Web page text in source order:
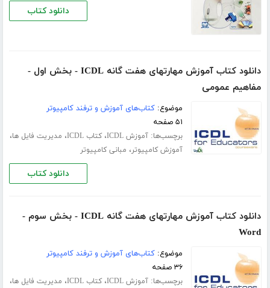
دانلود کتاب
دانلود کتاب آموزش مهارتهای هفت گانه ICDL - بخش اول -
مفاهیم عمومی
موضوع:کتاب‌های آموزش و ترفند کامپیوتر
۵۱ صفحه
برچسب‌ها:آموزش ICDL ،کتاب ICDL ، مدیریت فایل ها،
آموزش کامپیوتر، مبانی کامپیوتر
دانلود کتاب
دانلود کتاب آموزش مهارتهای هفت گانه ICDL - بخش سوم -
Word
موضوع:کتاب‌های آموزش و ترفند کامپیوتر
۳۶ صفحه
برچسب‌ها:آموزش ICDL ،کتاب ICDL ، مدیریت فایل ها،